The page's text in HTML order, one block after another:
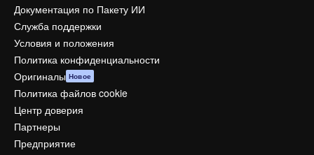
Документация по Пакету ИИ
Служба поддержки
Условия и положения
Политика конфиденциальности
Оригиналы Новое
Политика файлов cookie
Центр доверия
Партнеры
Предприятие